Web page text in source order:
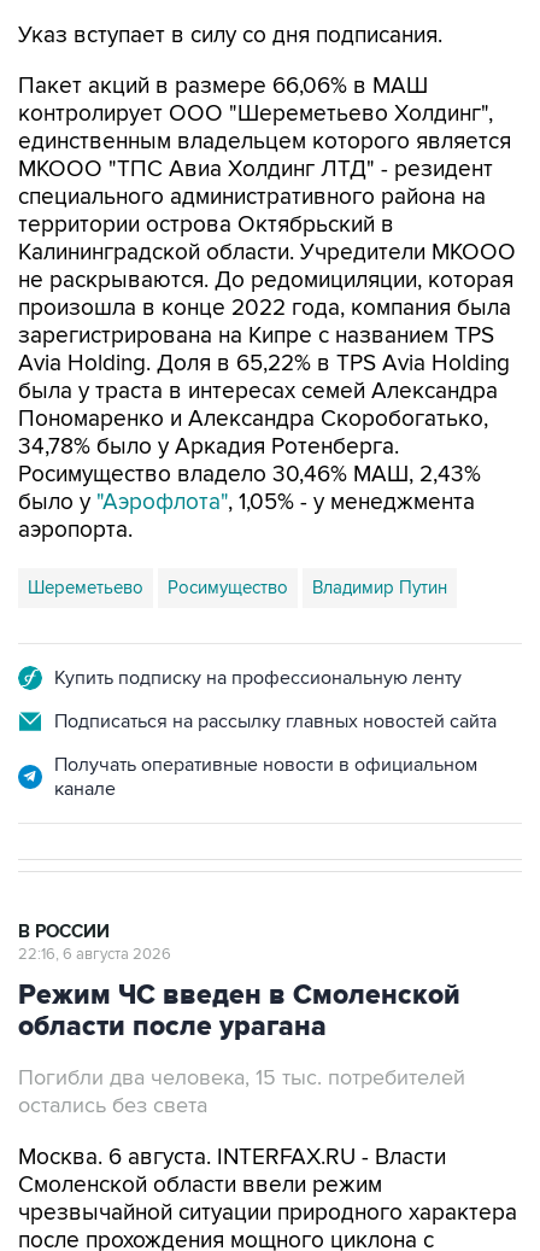
Указ вступает в силу со дня подписания.
Пакет акций в размере 66,06% в МАШ
контролирует ООО "Шереметьево Холдинг",
единственным владельцем которого является
МКООО "ТПС Авиа Холдинг ЛТД" - резидент
специального административного района на
территории острова Октябрьский в
Калининградской области. Учредители МКООО
не раскрываются. До редомициляции, которая
произошла в конце 2022 года, компания была
зарегистрирована на Кипре с названием TPS
Avia Holding. Доля в 65,22% в TPS Avia Holding
была у траста в интересах семей Александра
Пономаренко и Александра Скоробогатько,
34,78% было у Аркадия Ротенберга.
Росимущество владело 30,46% МАШ, 2,43%
было у "Аэрофлота", 1,05% - у менеджмента
аэропорта.
Шереметьево Росимущество Владимир Путин
Купить подписку на профессиональную ленту
Подписаться на рассылку главных новостей сайта
Получать оперативные новости в официальном
канале
В РОССИИ
22:16, 6 августа 2026
Режим ЧС введен в Смоленской
области после урагана
Погибли два человека, 15 тыс. потребителей
остались без света
Москва. 6 августа. INTERFAX.RU - Власти
Смоленской области ввели режим
чрезвычайной ситуации природного характера
после прохождения мощного циклона с